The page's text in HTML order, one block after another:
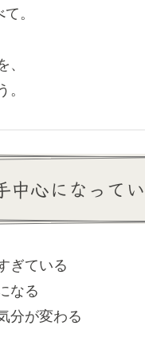
。
、
。
中心になって
ぎている
なる
分が変わる